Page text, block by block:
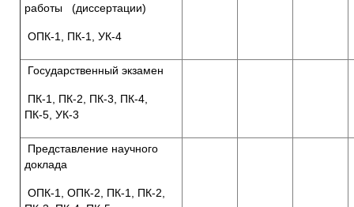
работы (диссертации)
ОПК-1, ПК-1, УК-4
Государственный экзамен
ПК-1, ПК-2, ПК-3, ПК-4,
ПК-5, УК-3
Представление научного
доклада
ОПК-1, ОПК-2, ПК-1, ПК-2,